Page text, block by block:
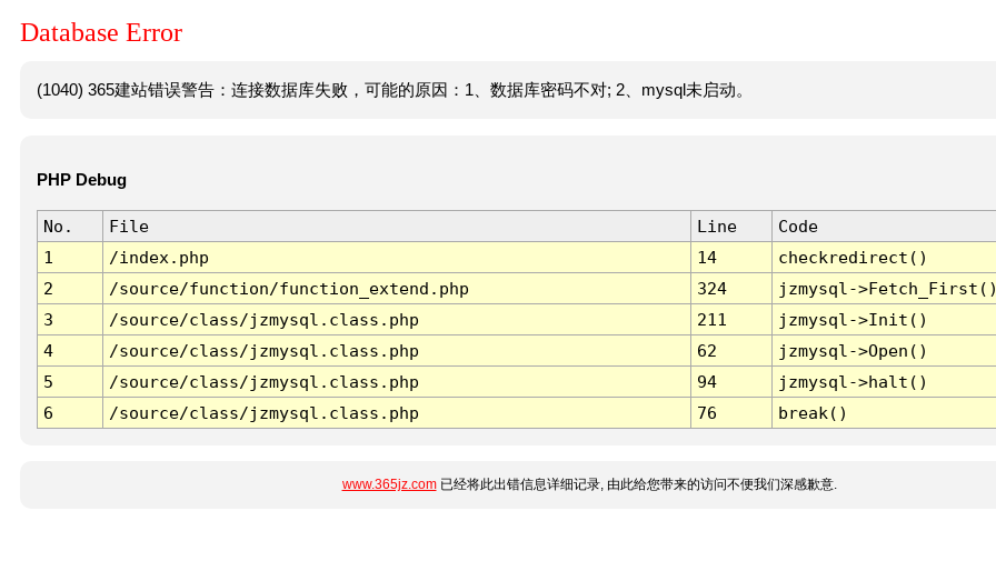
Database Error
(1040) 365建站错误警告：连接数据库失败，可能的原因：1、数据库密码不对; 2、mysql未启动。
PHP Debug
No. File Line
Code
1
/index.php 14
checkredirect()
2
/source/function/function_extend.php 324
jzmysql-
3
/source/class/jzmysql.class.php 211
jzmysql->Init()
4
/source/class/jzmysql.class.php 62
jzmysql->Open()
5
/source/class/jzmysql.class.php 94
jzmysql->halt()
6
/source/class/jzmysql.class.php 76 break()
www.365jz.com已经将此出错信息详细记录, 由此给您带来的访问不便我们深感歉意.